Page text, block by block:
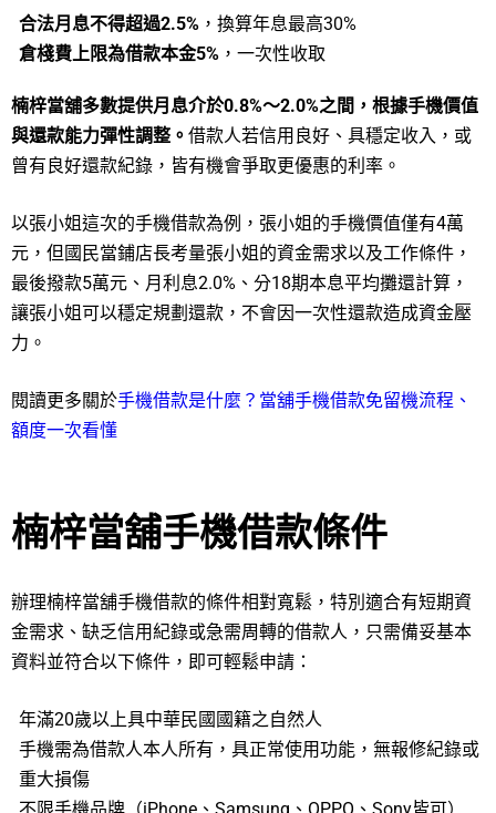
合法月息不得超過2.5% ，換算年息最高30%
倉棧費上限為借款本金5% ，一次性收取
楠梓當舖多數提供月息介於0.8%～2.0%之間，根據手機價值
與還款能力彈性調整。 借款人若信用良好、具穩定收入，或
曾有良好還款紀錄，皆有機會爭取更優惠的利率。
以張小姐這次的手機借款為例，張小姐的手機價值僅有4萬
元，但國民當鋪店長考量張小姐的資金需求以及工作條件，
最後撥款5萬元、月利息2.0%、分18期本息平均攤還計算，
讓張小姐可以穩定規劃還款，不會因一次性還款造成資金壓
力。
閱讀更多關於手機借款是什麼？當舖手機借款免留機流程、
額度一次看懂
楠梓當舖手機借款條件
辦理楠梓當舖手機借款的條件相對寬鬆，特別適合有短期資
金需求、缺乏信用紀錄或急需周轉的借款人，只需備妥基本
資料並符合以下條件，即可輕鬆申請：
年滿20歲以上具中華民國國籍之自然人
手機需為借款人本人所有，具正常使用功能，無報修紀錄或
重大損傷